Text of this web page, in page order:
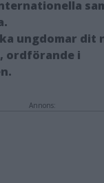
ungdomar dit
ordförande i
Annons: